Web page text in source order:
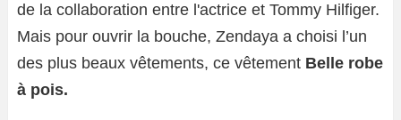
de la collaboration entre l'actrice et Tommy Hilfiger.
Mais pour ouvrir la bouche, Zendaya a choisi l’un
des plus beaux vêtements, ce vêtement Belle robe
à pois.